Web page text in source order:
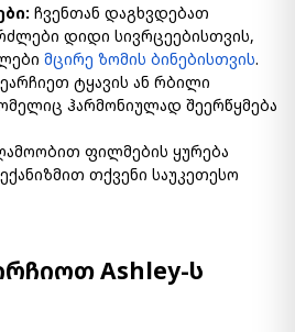
ჩვენთან დაგხვდებათ
დიდი სივრცეებისთვის,
მცირე ზომის ბინებისთვის.
ტყავის ან რბილი
ჰარმონიულად შეერწყმება
ფილმების ყურება
თქვენი საუკეთესო
Ashley-ს